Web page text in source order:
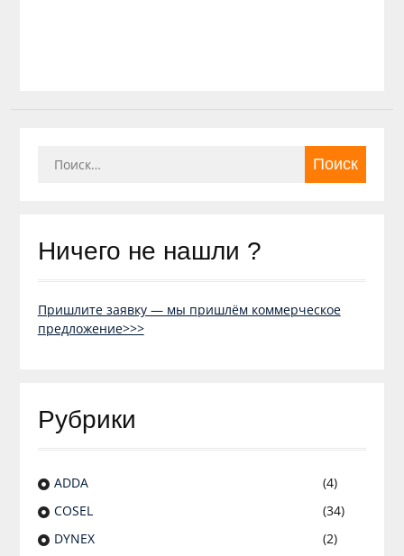
Ничего не нашли ?
Пришлите заявку — мы пришлём коммерческое
предложение>>>
Рубрики
ADDA
(4)
COSEL
(34)
DYNEX
(2)